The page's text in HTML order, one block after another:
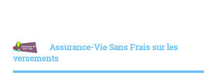
Assurance-Vie Sans Frais sur les
versements